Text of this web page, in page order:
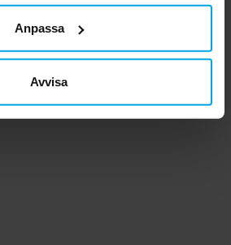
Anpassa
Avvisa